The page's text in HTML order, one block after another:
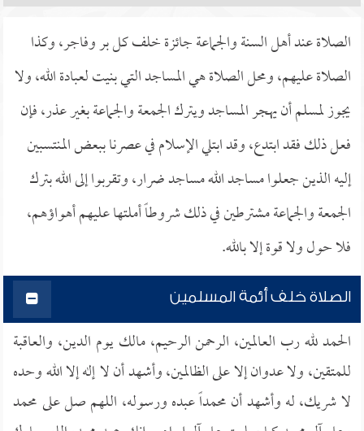
الصلاة عند أهل السنة والجماعة جائزة خلف كل بر وفاجر، وكذا
الصلاة عليهم، ومحل الصلاة هي المساجد التي بنيت لعبادة الله، ولا
يجوز لمسلم أن يهجر المساجد ويترك الجمعة والجماعة بغير عذر، فإن
فعل ذلك فقد ابتدع، وقد ابتلي الإسلام في عصرنا ببعض المنتسبين
إليه الذين جعلوا مساجد الله مساجد ضرار، وتقربوا إلى الله بترك
الجمعة والجماعة مشترطين في ذلك شروطاً أملتها عليهم أهواؤهم،
فلا حول ولا قوة إلا بالله.
الصلاة خلف أئمة المسلمين
الحمد لله رب العالمين، الرحمن الرحيم، مالك يوم الدين، والعاقبة
للمتقين، ولا عدوان إلا على الظالمين، وأشهد أن لا إله إلا الله وحده
لا شريك، له وأشهد أن محمداً عبده ورسوله، اللهم صل على محمد